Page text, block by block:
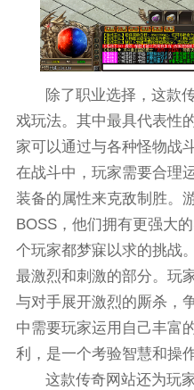
除了职业选择，这款
戏玩法。其中最具代表性
家可以通过与各种怪物战
在战斗中，玩家需要合理
装备的属性来克敌制胜。
BOSS，他们拥有更强大
个玩家都梦寐以求的挑战
最激烈和刺激的部分。玩
与对手展开激烈的厮杀，
中需要玩家运用自己丰富
利，是一个考验智慧和操
这款传奇网站还为玩